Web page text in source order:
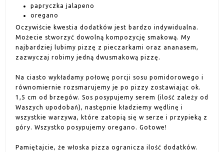
papryczka jalapeno
oregano
Oczywiście kwestia dodatków jest bardzo indywidualna.
Możecie stworzyć dowolną kompozycję smakową. My
najbardziej lubimy pizzę z pieczarkami oraz ananasem,
zazwyczaj robimy jedną dwusmakową pizzę.
Na ciasto wykładamy połowę porcji sosu pomidorowego i
równomiernie rozsmarujemy je po pizzy zostawiając ok.
1,5 cm od brzegów. Sos posypujemy serem (ilość zależy od
Waszych upodobań), następnie kładziemy wędlinę i
wszystkie warzywa, które zatopią się w serze i przypieką z
góry. Wszystko posypujemy oregano. Gotowe!
Pamiętajcie, że włoska pizza ogranicza ilość dodatków.